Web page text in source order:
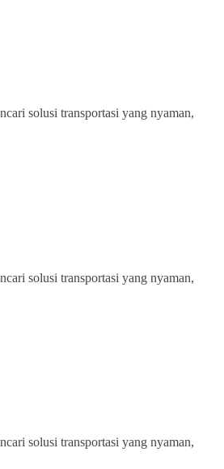
solusi transportasi yang nyaman,
solusi transportasi yang nyaman,
solusi transportasi yang nyaman,